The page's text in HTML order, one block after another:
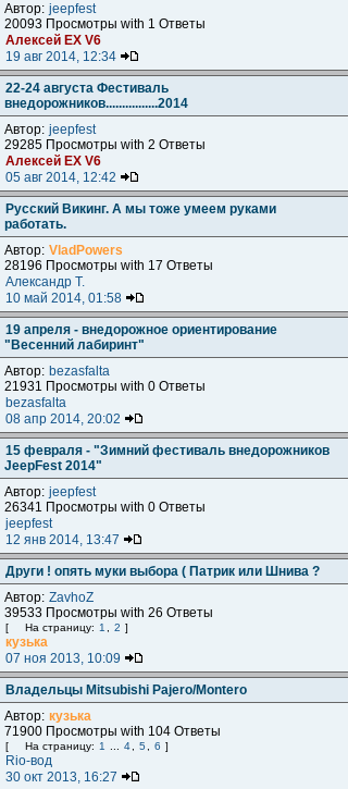
Автор: jeepfest
20093 Просмотры with 1 Ответы
Алексей ЕХ V6
19 авг 2014, 12:34
22-24 августа Фестиваль
внедорожников................2014
Автор: jeepfest
29285 Просмотры with 2 Ответы
Алексей ЕХ V6
05 авг 2014, 12:42
Русский Викинг. А мы тоже умеем руками
работать.
Автор: VladPowers
28196 Просмотры with 17 Ответы
Александр Т.
10 май 2014, 01:58
19 апреля - внедорожное ориентирование
"Весенний лабиринт"
Автор: bezasfalta
21931 Просмотры with 0 Ответы
bezasfalta
08 апр 2014, 20:02
15 февраля - "Зимний фестиваль внедорожников
JeepFest 2014"
Автор: jeepfest
26341 Просмотры with 0 Ответы
jeepfest
12 янв 2014, 13:47
Други ! опять муки выбора ( Патрик или Шнива ?
Автор: ZavhoZ
39533 Просмотры with 26 Ответы
[ На страницу: 1 2 ]
кузька
07 ноя 2013, 10:09
Владельцы Mitsubishi Pajero/Montero
Автор: кузька
71900 Просмотры with 104 Ответы
[ На страницу: 1 4 5 6 ]
Rio-вод
30 окт 2013, 16:27